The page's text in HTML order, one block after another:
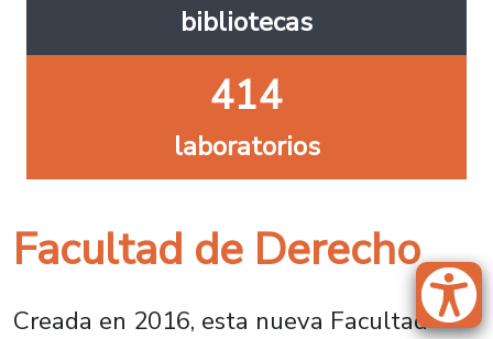
bibliotecas
414
laboratorios
Facultad de Derecho
Creada en 2016, esta nueva Facultad